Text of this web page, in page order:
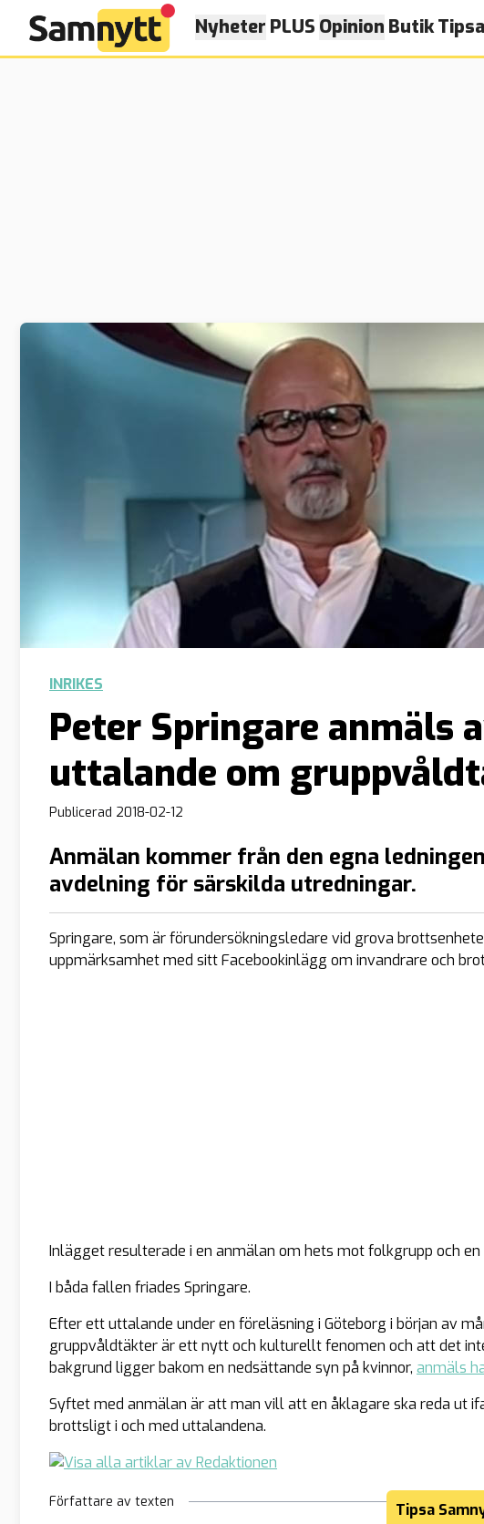
Nyheter PLUS Opinion Butik
INRIKES
Peter Springare anmäls
uttalande om
Publicerad 2018-02-12
Anmälan kommer från den egna
avdelning för särskilda utredningar.
Springare, som är förundersökningsledare vid grova
uppmärksamhet med sitt Facebookinlägg om invandrare och
Inlägget resulterade i en anmälan om hets mot folkgrupp och
I båda fallen friades Springare.
Efter ett uttalande under en föreläsning i Göteborg i början av
gruppvåldtäkter är ett nytt och kulturellt fenomen och att det
bakgrund ligger bakom en nedsättande syn på kvinnor, anmäls
Syftet med anmälan är att man vill att en åklagare ska reda ut
brottsligt i och med uttalandena.
Författare av texten Tipsa